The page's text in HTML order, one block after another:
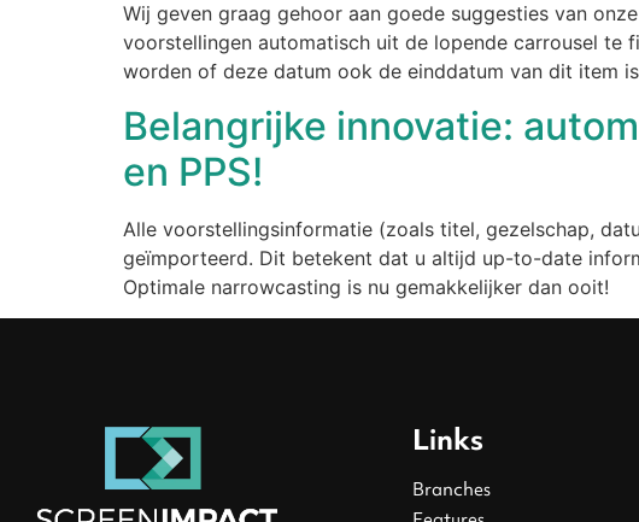
Wij geven graag gehoor aan goede suggesties van
voorstellingen automatisch uit de lopende carrousel te
worden of deze datum ook de einddatum van dit item
Belangrijke innovatie:
en PPS!
Alle voorstellingsinformatie (zoals titel, gezelschap,
geïmporteerd. Dit betekent dat u altijd up-to-date
Optimale narrowcasting is nu gemakkelijker dan ooit!
Links
Branches